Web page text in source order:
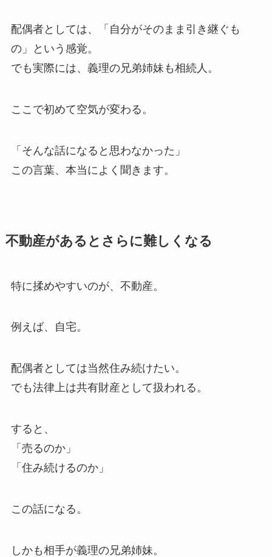
配偶者としては、「自分がそのまま引き継ぐも
の」という感覚。
でも実際には、義理の兄弟姉妹も相続人。
ここで初めて空気が変わる。
「そんな話になると思わなかった」
この言葉、本当によく聞きます。
不動産があるとさらに難しくなる
特に揉めやすいのが、不動産。
例えば、自宅。
配偶者としては当然住み続けたい。
でも法律上は共有財産として扱われる。
すると、
「売るのか」
「住み続けるのか」
この話になる。
しかも相手が義理の兄弟姉妹。